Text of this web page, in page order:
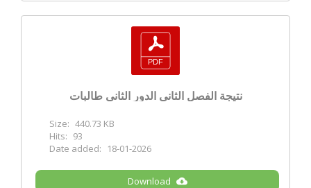
نتيجة الفصل الثاني الدور الثاني طالبات
Size: 440.73 KB
Hits: 93
Date added:
18-01-2026
Download